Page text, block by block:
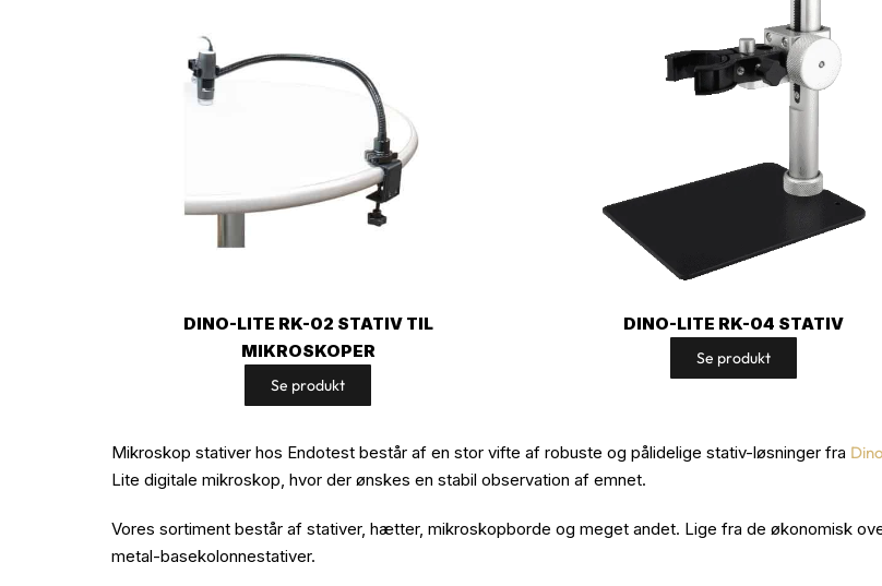
DINO-LITE RK-02 STATIV TIL
MIKROSKOPER
Se produkt
DINO-LITE RK-04 STATIV
Se produkt
Mikroskop stativer hos Endotest består af en stor vifte af robuste og pålidelige stativ-løsninger fra
Lite digitale mikroskop, hvor der ønskes en stabil observation af emnet.
Vores sortiment består af stativer, hætter, mikroskopborde og meget andet. Lige fra de økonomisk
metal-basekolonnestativer.